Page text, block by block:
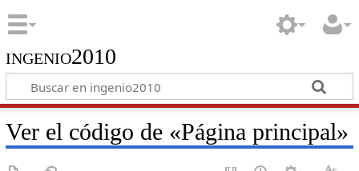
ingenio2010
Ver el código de «Página principal»